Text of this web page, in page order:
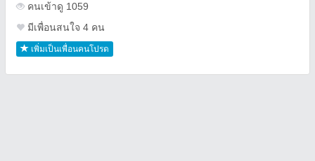
คนเข้าดู 1059
มีเพื่อนสนใจ 4 คน
เพิ่มเป็นเพื่อนคนโปรด